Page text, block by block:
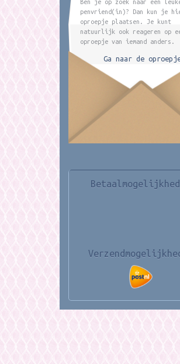
Ben je op zoek naar een
penvriend(in)? Dan kun je
oproepje plaatsen. Je kunt
natuurlijk ook reageren op
oproepje van iemand anders.
Ga naar de